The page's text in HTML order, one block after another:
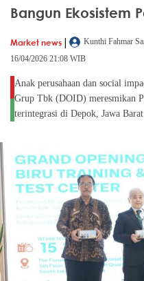
Bangun Ekosistem
Market news |
Kunthi Fahmar
16/04/2026 21:08 WIB
Anak perusahaan dan social
Grup Tbk (DOID) meresmikan
terintegrasi di Depok, Jawa Barat